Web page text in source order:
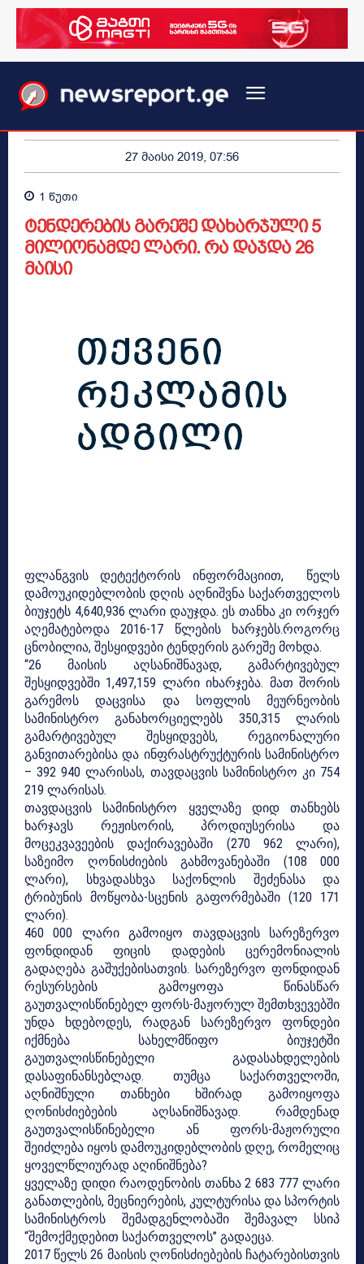
27 მაისი 2019, 07:56
1 წუთი
ტენდერების გარეშე დახარჯული 5
მილიონამდე ლარი. რა დაჯდა 26
მაისი
ფლანგვის დეტექტორის ინფორმაციით, წელს
დამოუკიდებლობის დღის აღნიშვნა საქართველოს
ბიუჯეტს 4,640,936 ლარი დაუჯდა. ეს თანხა კი ორჯერ
აღემატებოდა 2016-17 წლების ხარჯებს.როგორც
ცნობილია, შესყიდვები ტენდერის გარეშე მოხდა.
“26 მაისის აღსანიშნავად, გამარტივებულ
შესყიდვებში 1,497,159 ლარი იხარჯება. მათ შორის
გარემოს დაცვისა და სოფლის მეურნეობის
სამინისტრო განახორციელებს 350,315 ლარის
გამარტივებულ შესყიდვებს, რეგიონალური
განვითარებისა და ინფრასტრუქტურის სამინისტრო
– 392 940 ლარისას, თავდაცვის სამინისტრო კი 754
219 ლარისას.
თავდაცვის სამინისტრო ყველაზე დიდ თანხებს
ხარჯავს რეჟისორის, პროდიუსერისა და
მოცეკვავეების დაქირავებაში (270 962 ლარი),
საზეიმო ღონისძიების გახმოვანებაში (108 000
ლარი), სხვადასხვა საქონლის შეძენასა და
ტრიბუნის მოწყობა-სცენის გაფორმებაში (120 171
ლარი).
460 000 ლარი გამოიყო თავდაცვის სარეზერვო
ფონდიდან ფიცის დადების ცერემონიალის
გადაღება გაშუქებისათვის. სარეზერვო ფონდიდან
რესურსების გამოყოფა წინასწარ
გაუთვალისწინებელ ფორს-მაჟორულ შემთხვევებში
უნდა ხდებოდეს, რადგან სარეზერვო ფონდები
იქმნება სახელმწიფო ბიუჯეტში
გაუთვალისწინებელი გადასახდელების
დასაფინანსებლად. თუმცა საქართველოში,
აღნიშნული თანხები ხშირად გამოიყოფა
ღონისძიებების აღსანიშნავად. რამდენად
გაუთვალისწინებელი ან ფორს-მაჟორული
შეიძლება იყოს დამოუკიდებლობის დღე, რომელიც
ყოველწლიურად აღინიშნება?
ყველაზე დიდი რაოდენობის თანხა 2 683 777 ლარი
განათლების, მეცნიერების, კულტურისა და სპორტის
სამინისტროს შემადგენლობაში შემავალ სსიპ
“შემოქმედებით საქართველოს” გადაეცა.
2017 წელს 26 მაისის ღონისძიებების ჩატარებისთვის